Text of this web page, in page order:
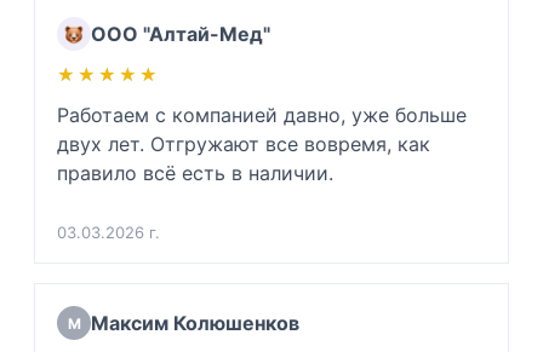
ООО "Алтай-Мед"
★★★★★
★★★★★
Работаем с компанией давно, уже больше
двух лет. Отгружают все вовремя, как
правило всё есть в наличии.
03.03.2026 г.
М Максим Колюшенков